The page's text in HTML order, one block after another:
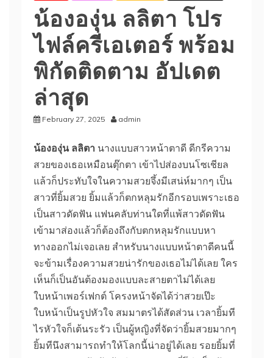
น้ององุ่น ลลิตา โปร
ไฟล์ครีเอเตอร์ พร้อม
พิกัดติดตาม อัปเดต
ล่าสุด
February 27, 2025 admin
น้ององุ่น ลลิตา นางแบบสาวหน้าตาดี ดีกรีความ
สวยของเธอเหมือนตุ๊กตา เข้าไปส่องบนโซเชียล
แล้วก็ประทับใจในความสวยจึ้งมีเสน่ห์มากๆ เป็น
สาวที่ยิ้มสวย ยิ้มแล้วก็ตกหลุมรักอีกรอบเพราะเธอ
เป็นสาวดัดฟัน แฟนคลับท่านใดที่แพ้สาวดัดฟัน
เข้ามาส่องแล้วก็ต้องถึงกับตกหลุมรักแบบหา
ทางออกไม่เจอเลย สำหรับนางแบบหน้าตาดีคนนี้
จะข้ามเรื่องความสวยน่ารักของเธอไม่ได้เลย ใคร
เห็นก็เป็นอันต้องมองแบบละสายตาไม่ได้เลย
ใบหน้าเพอร์เฟกต์ โครงหน้าจัดได้ว่าสวยเป๊ะ
ใบหน้าเป็นรูปหัวใจ สมมาตรได้สัดส่วน เวลายิ้มที
ไรหัวใจก็เต้นระรัว เป็นผู้หญิงที่จัดว่ายิ้มสวยมากๆ
ยิ้มทีนึงสามารถทำให้โลกนี้น่าอยู่ได้เลย รอยยิ้มที่